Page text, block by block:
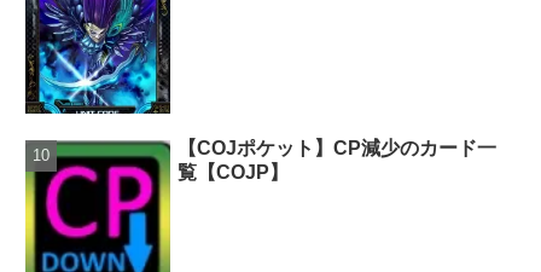
【COJポケット】CP減少のカード一
覧【COJP】